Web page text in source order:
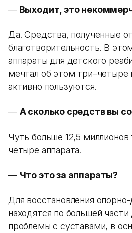
—Выходит, это
Да. Средства, полученные
благотворительность. В
аппараты для детского
мечтал об этом
активно пользуются.
— А сколько средств вы
Чуть больше 12,5
четыре аппарата.
— Что это за аппараты?
Для восстановления
находятся по большей
проблемы с суставами, в